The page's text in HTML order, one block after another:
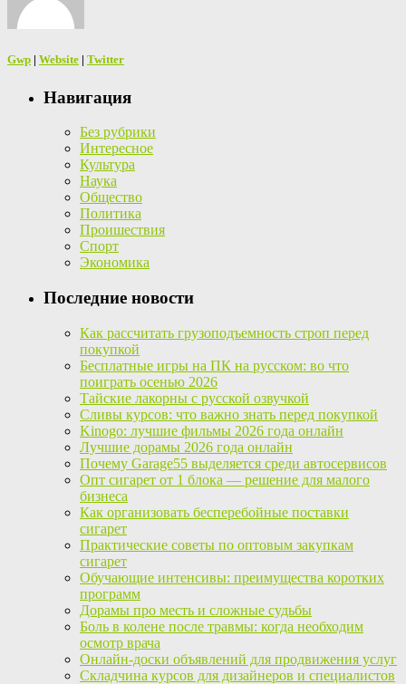
Gwp | Website | Twitter
Навигация
Без рубрики
Интересное
Культура
Наука
Общество
Политика
Проишествия
Спорт
Экономика
Последние новости
Как рассчитать грузоподъемность строп перед
покупкой
Бесплатные игры на ПК на русском: во что
поиграть осенью 2026
Тайские лакорны с русской озвучкой
Сливы курсов: что важно знать перед покупкой
Kinogo: лучшие фильмы 2026 года онлайн
Лучшие дорамы 2026 года онлайн
Почему Garage55 выделяется среди автосервисов
Опт сигарет от 1 блока — решение для малого
бизнеса
Как организовать бесперебойные поставки
сигарет
Практические советы по оптовым закупкам
сигарет
Обучающие интенсивы: преимущества коротких
программ
Дорамы про месть и сложные судьбы
Боль в колене после травмы: когда необходим
осмотр врача
Онлайн-доски объявлений для продвижения услуг
Складчина курсов для дизайнеров и специалистов